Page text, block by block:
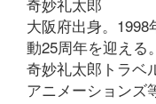
大阪府出身。
動25周年を迎える。
奇妙礼太郎トラベ
アニメーションズ